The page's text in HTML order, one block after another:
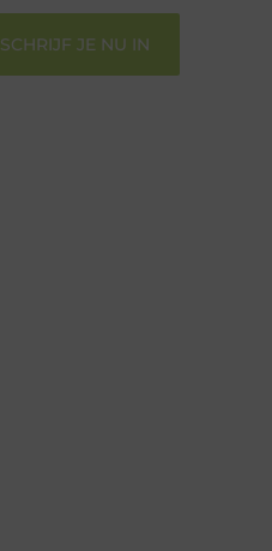
SCHRIJF JE NU IN